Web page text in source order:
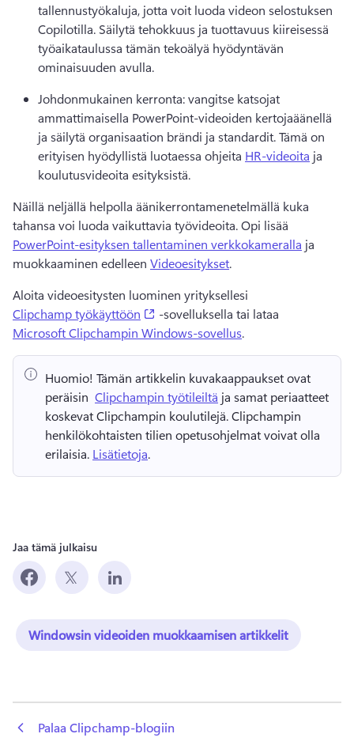
tallennustyökaluja, jotta voit luoda videon selostuksen
Copilotilla. Säilytä tehokkuus ja tuottavuus kiireisessä
työaikataulussa tämän tekoälyä hyödyntävän
ominaisuuden avulla.
Johdonmukainen kerronta: vangitse katsojat
ammattimaisella PowerPoint-videoiden kertojaäänellä
ja säilytä organisaation brändi ja standardit. Tämä on
erityisen hyödyllistä luotaessa ohjeita HR-videoita ja
koulutusvideoita esityksistä.
Näillä neljällä helpolla äänikerrontamenetelmällä kuka
tahansa voi luoda vaikuttavia työvideoita. Opi lisää
PowerPoint-esityksen tallentaminen verkkokameralla ja
muokkaaminen edelleen Videoesitykset.
Aloita videoesitysten luominen yrityksellesi
Clipchamp työkäyttöön
(opens in a new tab)
-sovelluksella tai lataa
Microsoft Clipchampin Windows-sovellus.
Huomio! Tämän artikkelin kuvakaappaukset ovat
peräisin ⁠ Clipchampin työtileiltä ja samat periaatteet
koskevat Clipchampin koulutilejä. Clipchampin
henkilökohtaisten tilien opetusohjelmat voivat olla
erilaisia. Lisätietoja.
Jaa tämä julkaisu
Windowsin videoiden muokkaamisen artikkelit
Palaa Clipchamp-blogiin